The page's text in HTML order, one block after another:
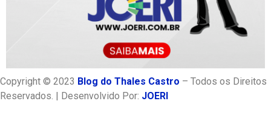
Copyright © 2023 Blog do Thales Castro – Todos os Direitos
Reservados. | Desenvolvido Por: JOERI